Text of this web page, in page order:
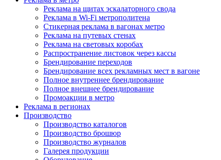
Реклама на щитах эскалаторного свода
Реклама в Wi-Fi метрополитена
Стикерная реклама в вагонах метро
Реклама на путевых стенах
Реклама на световых коробах
Распространение листовок через кассы
Брендирование переходов
Брендирование всех рекламных мест в вагоне
Полное внутреннее брендирование
Полное внешнее брендирование
Промоакции в метро
Реклама в регионах
Производство
Производство каталогов
Производство брошюр
Производство журналов
Галерея продукции